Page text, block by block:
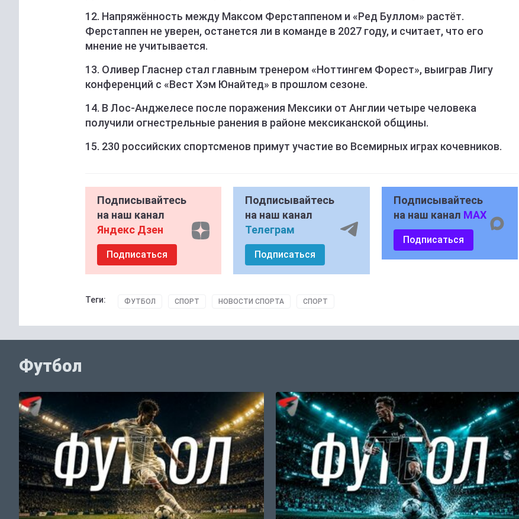
12. Напряжённость между Максом Ферстаппеном и «Ред Буллом» растёт.
Ферстаппен не уверен, останется ли в команде в 2027 году, и считает, что его
мнение не учитывается.
13. Оливер Гласнер стал главным тренером «Ноттингем Форест», выиграв Лигу
конференций с «Вест Хэм Юнайтед» в прошлом сезоне.
14. В Лос-Анджелесе после поражения Мексики от Англии четыре человека
получили огнестрельные ранения в районе мексиканской общины.
15. 230 российских спортсменов примут участие во Всемирных играх кочевников.
Подписывайтесь
на наш канал
Яндекс Дзен
Подписаться
Подписывайтесь
на наш канал
Телеграм
Подписаться
Подписывайтесь
на наш канал MAX
Подписаться
Теги: ФУТБОЛ СПОРТ НОВОСТИ СПОРТА СПОРТ
Футбол